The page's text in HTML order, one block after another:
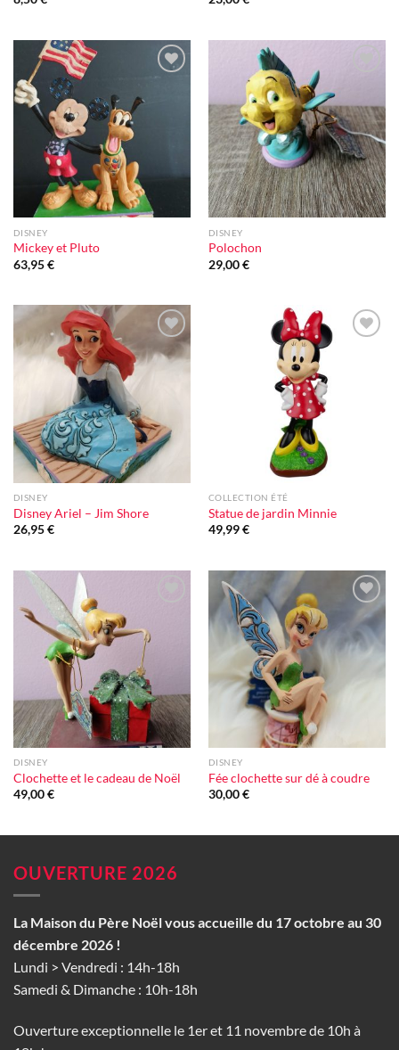
DISNEY
Mickey et Pluto
63,95€
d'envie
DISNEY
Polochon
29,00€
Ajouter
à la liste
DISNEY
Disney Ariel – Jim Shore
26,95€
COLLECTION ÉTÉ
Statue de jardin Minnie
49,99€
d'envie
DISNEY
Clochette et le cadeau de Noël
49,00€
Ajouter
à la liste
d'envie
DISNEY
Fée clochette sur dé à coudre
30,00€
OUVERTURE 2026
La Maison du Père Noël vous accueille du 17 octobre au 30
décembre 2026 !
Lundi > Vendredi : 14h-18h
Samedi & Dimanche : 10h-18h
Ouverture exceptionnelle le 1er et 11 novembre de 10h à